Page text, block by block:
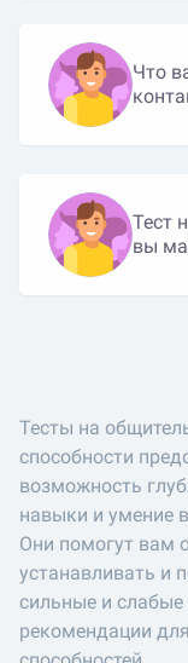
Что
Тест
вы
Тесты на
способности
возможность
навыки и умение
Они помогут вам
устанавливать и
сильные и
рекомендации